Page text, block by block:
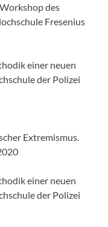
des
Fresenius
einer neuen
der Polizei
Extremismus.
einer neuen
der Polizei